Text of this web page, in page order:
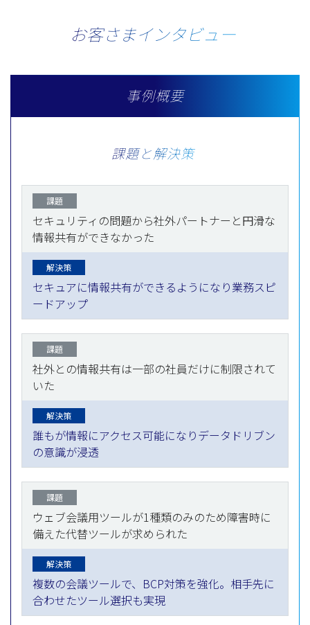
お客さまインタビュー
事例概要
課題と解決策
課題
セキュリティの問題から社外パートナーと円滑な
情報共有ができなかった
解決策
セキュアに情報共有ができるようになり業務スピ
ードアップ
課題
社外との情報共有は一部の社員だけに制限されて
いた
解決策
誰もが情報にアクセス可能になりデータドリブン
の意識が浸透
課題
ウェブ会議用ツールが1種類のみのため障害時に
備えた代替ツールが求められた
解決策
複数の会議ツールで、BCP対策を強化。相手先に
合わせたツール選択も実現